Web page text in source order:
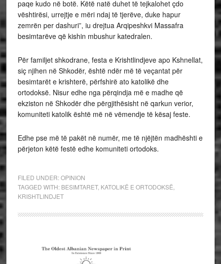
paqe kudo në botë. Këtë natë duhet të tejkalohet çdo
vështirësi, urrejtje e mëri ndaj të tjerëve, duke hapur
zemrën per dashuri”, iu drejtua Arqipeshkvi Massafra
besimtarëve që kishin mbushur katedralen.
Për familjet shkodrane, festa e Krishtlindjeve apo Kshnellat,
siç njihen në Shkodër, është ndër më të veçantat për
besimtarët e krishterë, përfshirë ato katolikë dhe
ortodoksë. Nisur edhe nga përqindja më e madhe që
ekziston në Shkodër dhe përgjithësisht në qarkun verior,
komuniteti katolik është më në vëmendje të kësaj feste.
Edhe pse më të pakët në numër, me të njëjtën madhështi e
përjeton këtë festë edhe komuniteti ortodoks.
FILED UNDER:OPINION
TAGGED WITH: BESIMTARET, KATOLIKË E ORTODOKSË
KRISHTLINDJET